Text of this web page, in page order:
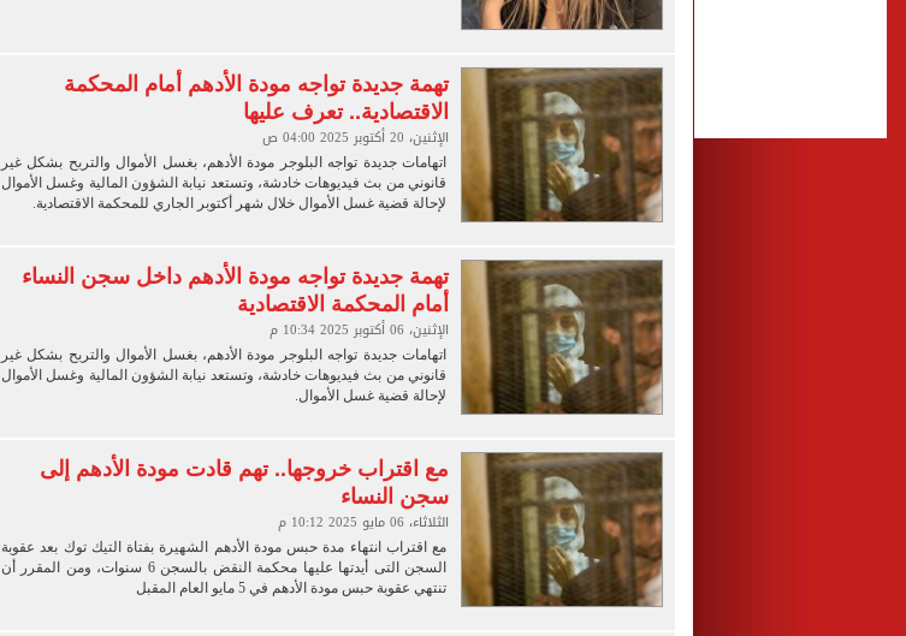
تهمة جديدة تواجه مودة الأدهم أمام المحكمة
الاقتصادية.. تعرف عليها
الإثنين، 20 أكتوبر 2025 04:00 ص
اتهامات جديدة تواجه البلوجر مودة الأدهم، بغسل الأموال والتربح بشكل غير
قانوني من بث فيديوهات خادشة، وتستعد نيابة الشؤون المالية وغسل الأموال
لإحالة قضية غسل الأموال خلال شهر أكتوبر الجاري للمحكمة الاقتصادية.
تهمة جديدة تواجه مودة الأدهم داخل سجن النساء
أمام المحكمة الاقتصادية
الإثنين، 06 أكتوبر 2025 10:34 م
اتهامات جديدة تواجه البلوجر مودة الأدهم، بغسل الأموال والتربح بشكل غير
قانوني من بث فيديوهات خادشة، وتستعد نيابة الشؤون المالية وغسل الأموال
لإحالة قضية غسل الأموال.
مع اقتراب خروجها.. تهم قادت مودة الأدهم إلى
سجن النساء
الثلاثاء، 06 مايو 2025 10:12 م
مع اقتراب انتهاء مدة حبس مودة الأدهم الشهيرة بفتاة التيك توك بعد عقوبة
السجن التى أيدتها عليها محكمة النقض بالسجن 6 سنوات، ومن المقرر أن
تنتهي عقوبة حبس مودة الأدهم في 5 مايو العام المقبل